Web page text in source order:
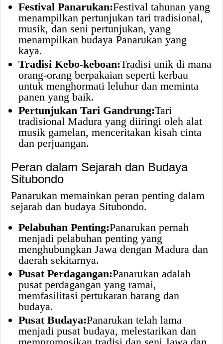
Festival Panarukan:Festival tahunan yang
menampilkan pertunjukan tari tradisional,
musik, dan seni pertunjukan, yang
menampilkan budaya Panarukan yang
kaya.
Tradisi Kebo-keboan:Tradisi unik di mana
orang-orang berpakaian seperti kerbau
untuk menghormati leluhur dan meminta
panen yang baik.
Pertunjukan Tari Gandrung:Tari
tradisional Madura yang diiringi oleh alat
musik gamelan, menceritakan kisah cinta
dan perjuangan.
Peran dalam Sejarah dan Budaya
Situbondo
Panarukan memainkan peran penting dalam
sejarah dan budaya Situbondo.
Pelabuhan Penting:Panarukan pernah
menjadi pelabuhan penting yang
menghubungkan Jawa dengan Madura dan
daerah sekitarnya.
Pusat Perdagangan:Panarukan adalah
pusat perdagangan yang ramai,
memfasilitasi pertukaran barang dan
budaya.
Pusat Budaya:Panarukan telah lama
menjadi pusat budaya, melestarikan dan